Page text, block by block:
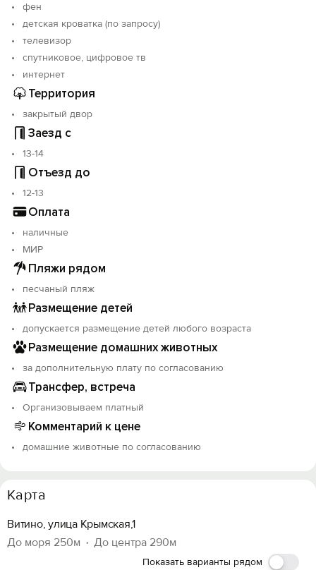
фен
детская кроватка (по запросу)
телевизор
спутниковое, цифровое тв
интернет
Территория
закрытый двор
Заезд с
13-14
Отъезд до
12-13
Оплата
наличные
МИР
Пляжи рядом
песчаный пляж
Размещение детей
допускается размещение детей любого возраста
Размещение домашних животных
за дополнительную плату по согласованию
Трансфер, встреча
Организовываем платный
Комментарий к цене
домашние животные по согласованию
Карта
Витино, улица Крымская,1
До моря 250м
До центра 290м
Показать варианты рядом